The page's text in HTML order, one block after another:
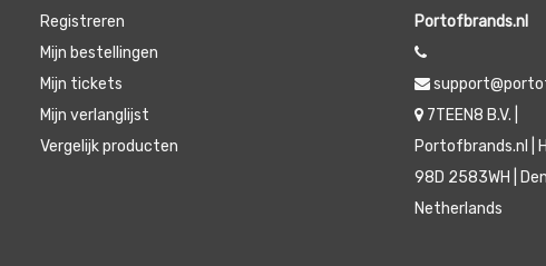
Registreren
Mijn bestellingen
Mijn tickets
Mijn verlanglijst
Vergelijk producten
Portofbrands.nl
7TEEN8 B.V. |
Portofbrands.nl |
98D 2583WH |
Netherlands